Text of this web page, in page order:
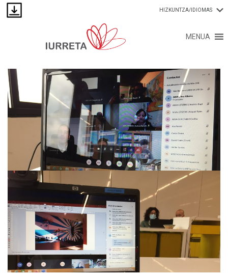
HIZKUNTZA/IDIOMAS
MENUA